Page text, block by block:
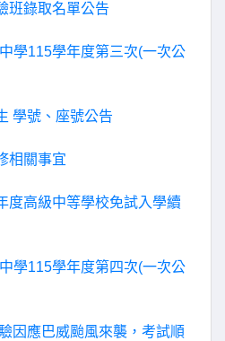
班錄取名單公告
學115學年度第三次(一次公
學號、座號公告
相關事宜
度高級中等學校免試入學續
學115學年度第四次(一次公
因應巴威颱風來襲，考試順